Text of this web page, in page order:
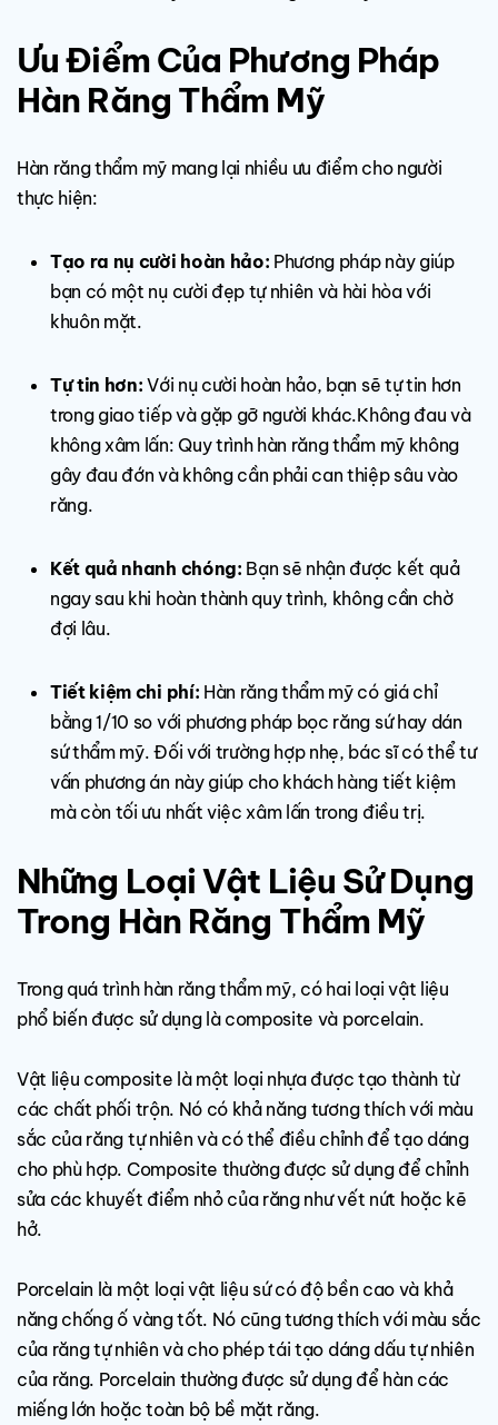
Ưu Điểm Của Phương Pháp
Hàn Răng Thẩm Mỹ
Hàn răng thẩm mỹ mang lại nhiều ưu điểm cho người
thực hiện:
Tạo ra nụ cười hoàn hảo: Phương pháp này giúp
bạn có một nụ cười đẹp tự nhiên và hài hòa với
khuôn mặt.
Tự tin hơn:Với nụ cười hoàn hảo, bạn sẽ tự tin hơn
trong giao tiếp và gặp gỡ người khác.Không đau và
không xâm lấn: Quy trình hàn răng thẩm mỹ không
gây đau đớn và không cần phải can thiệp sâu vào
răng.
Kết quả nhanh chóng: Bạn sẽ nhận được kết quả
ngay sau khi hoàn thành quy trình, không cần chờ
đợi lâu.
Tiết kiệm chi phí: Hàn răng thẩm mỹ có giá chỉ
bằng 1/10 so với phương pháp bọc răng sứ hay dán
sứ thẩm mỹ. Đối với trường hợp nhẹ, bác sĩ có thể tư
vấn phương án này giúp cho khách hàng tiết kiệm
mà còn tối ưu nhất việc xâm lấn trong điều trị.
Những Loại Vật Liệu Sử Dụng
Trong Hàn Răng Thẩm Mỹ
Trong quá trình hàn răng thẩm mỹ, có hai loại vật liệu
phổ biến được sử dụng là composite và porcelain.
Vật liệu composite là một loại nhựa được tạo thành từ
các chất phối trộn. Nó có khả năng tương thích với màu
sắc của răng tự nhiên và có thể điều chỉnh để tạo dáng
cho phù hợp. Composite thường được sử dụng để chỉnh
sửa các khuyết điểm nhỏ của răng như vết nứt hoặc kẽ
hở.
Porcelain là một loại vật liệu sứ có độ bền cao và khả
năng chống ố vàng tốt. Nó cũng tương thích với màu sắc
của răng tự nhiên và cho phép tái tạo dáng dấu tự nhiên
của răng. Porcelain thường được sử dụng để hàn các
miếng lớn hoặc toàn bộ bề mặt răng.